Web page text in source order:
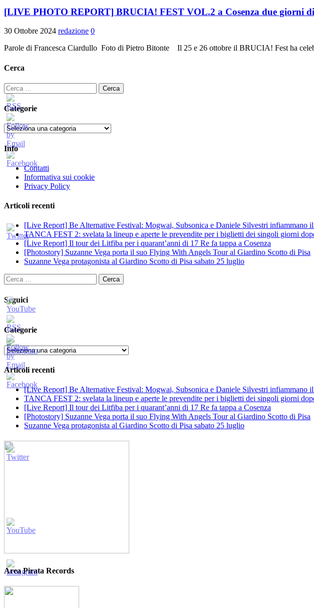
[LIVE PHOTO REPORT] BRUCIA! FEST VOL.2 a Cosenza due giorni
30 Ottobre 2024 redazione 0
Parole di Francesca Ciardullo Foto di Pietro Bitonte Il 25 e 26 ottobre il BRUCIA! Fest ha
Cerca
Ricerca
per:
Categorie
Categorie
Info
Contatti
Informativa sui cookie
Privacy Policy
Articoli recenti
[Live Report] Be Alternative Festival: Mogwai, Subsonica e Daniele Silvestri infiammano
TANCA FEST 2: svelata la lineup e aperte le prevendite per i biglietti dei singoli giorni
[Live Report] Il tour dei Litfiba per i quarant’anni di 17 Re fa tappa a Cosenza
[Photostory] Suzanne Vega porta il suo Flying With Angels Tour al Giardino Scotto di Pisa
Suzanne Vega protagonista al Giardino Scotto di Pisa sabato 25 luglio
Ricerca
per:
Seguici
Categorie
Categorie
Articoli recenti
[Live Report] Be Alternative Festival: Mogwai, Subsonica e Daniele Silvestri infiammano
TANCA FEST 2: svelata la lineup e aperte le prevendite per i biglietti dei singoli giorni
[Live Report] Il tour dei Litfiba per i quarant’anni di 17 Re fa tappa a Cosenza
[Photostory] Suzanne Vega porta il suo Flying With Angels Tour al Giardino Scotto di Pisa
Suzanne Vega protagonista al Giardino Scotto di Pisa sabato 25 luglio
Area Pirata Records